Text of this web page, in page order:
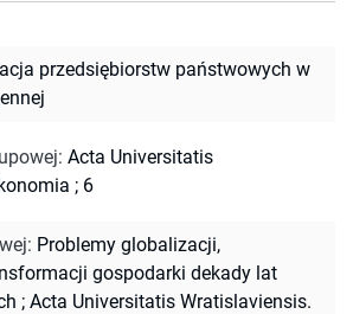
przedsiębiorstw państwowych w
: Acta Universitatis
; 6
: Problemy globalizacji,
gospodarki dekady lat
; Acta Universitatis Wratislaviensis.